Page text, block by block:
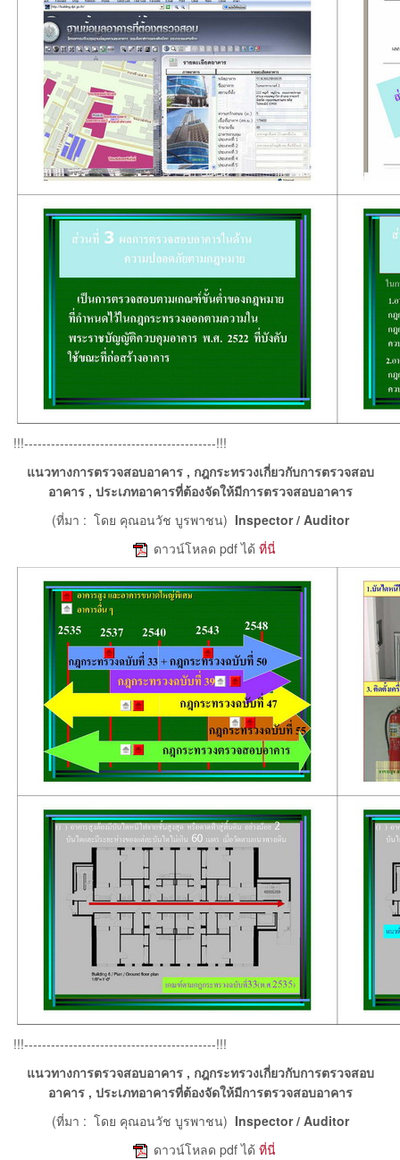
!!!-------------------------------------------!!!
แนวทางการตรวจสอบอาคาร , กฎกระทรวงเกี่ยวกับการตรวจสอบ
อาคาร , ประเภทอาคารที่ต้องจัดให้มีการตรวจสอบอาคาร
(ที่มา : โดย คุณอนวัช บูรพาชน) Inspector / Auditor
ดาวน์โหลด pdf ได้ ที่นี่
!!!-------------------------------------------!!!
แนวทางการตรวจสอบอาคาร , กฎกระทรวงเกี่ยวกับการตรวจสอบ
อาคาร , ประเภทอาคารที่ต้องจัดให้มีการตรวจสอบอาคาร
(ที่มา : โดย คุณอนวัช บูรพาชน) Inspector / Auditor
ดาวน์โหลด pdf ได้ ที่นี่